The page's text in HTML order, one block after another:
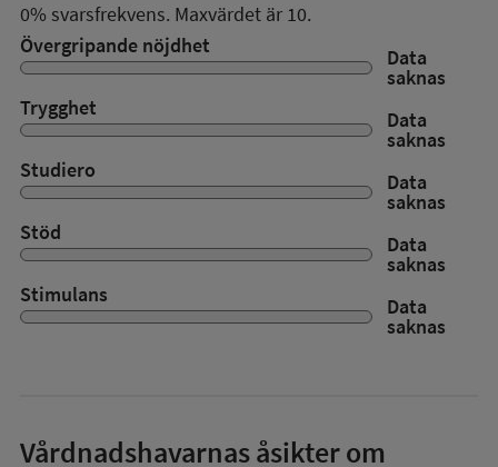
0% svarsfrekvens. Maxvärdet är 10.
Övergripande nöjdhet
Data
saknas
Trygghet
Data
saknas
Studiero
Data
saknas
Stöd
Data
saknas
Stimulans
Data
saknas
Vårdnadshavarnas åsikter om